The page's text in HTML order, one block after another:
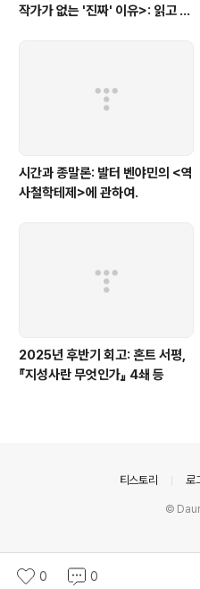
작가가 없는 '진짜' 이유>: 읽고 코
시간과 종말론: 발터 벤야민의 <역
사철학테제>에 관하여.
2025년 후반기 회고: 혼트 서평,
『지성사란 무엇인가』 4쇄 등
0 0
티스토리 로
©